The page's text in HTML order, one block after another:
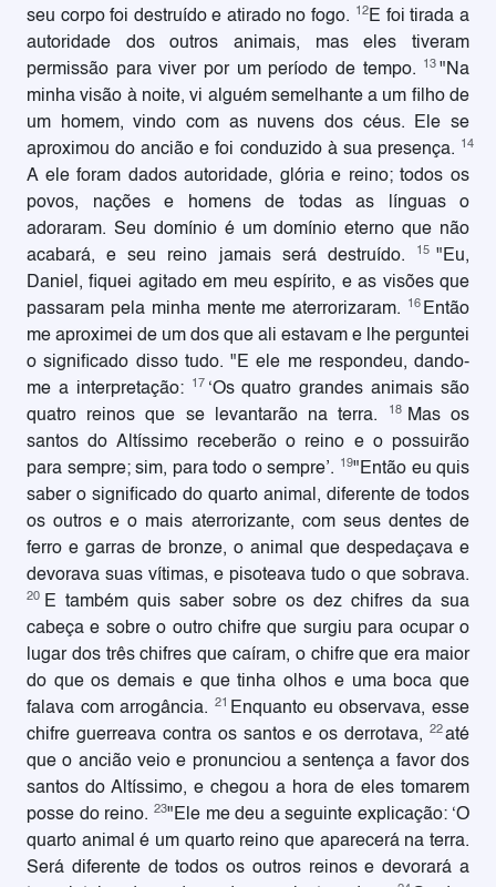
seu corpo foi destruído e atirado no fogo. 12 E foi tirada a
autoridade dos outros animais, mas eles tiveram
permissão para viver por um período de tempo.
13 "Na
minha visão à noite, vi alguém semelhante a um filho de
um homem, vindo com as nuvens dos céus. Ele se
aproximou do ancião e foi conduzido à sua presença. 14
A ele foram dados autoridade, glória e reino; todos os
povos, nações e homens de todas as línguas o
adoraram. Seu domínio é um domínio eterno que não
acabará, e seu reino jamais será destruído.
15 "Eu,
Daniel, fiquei agitado em meu espírito, e as visões que
passaram pela minha mente me aterrorizaram.
16 Então
me aproximei de um dos que ali estavam e lhe perguntei
o significado disso tudo. "E ele me respondeu, dando-
me a interpretação:
17 ‘Os quatro grandes animais são
quatro reinos que se levantarão na terra.
18
Mas os
santos do Altíssimo receberão o reino e o possuirão
para sempre; sim, para todo o sempre’. 19"Então eu quis
saber o significado do quarto animal, diferente de todos
os outros e o mais aterrorizante, com seus dentes de
ferro e garras de bronze, o animal que despedaçava e
devorava suas vítimas, e pisoteava tudo o que sobrava.
20 E também quis saber sobre os dez chifres da sua
cabeça e sobre o outro chifre que surgiu para ocupar o
lugar dos três chifres que caíram, o chifre que era maior
do que os demais e que tinha olhos e uma boca que
falava com arrogância.21
Enquanto eu observava, esse
chifre guerreava contra os santos e os derrotava, 22até
que o ancião veio e pronunciou a sentença a favor dos
santos do Altíssimo, e chegou a hora de eles tomarem
posse do reino. 23"Ele me deu a seguinte explicação: ‘O
quarto animal é um quarto reino que aparecerá na terra.
Será diferente de todos os outros reinos e devorará a